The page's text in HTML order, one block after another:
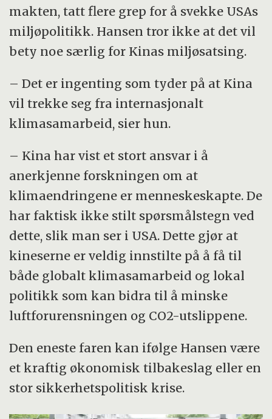
makten, tatt flere grep for å svekke USAs
miljøpolitikk. Hansen tror ikke at det vil
bety noe særlig for Kinas miljøsatsing.
– Det er ingenting som tyder på at Kina
vil trekke seg fra internasjonalt
klimasamarbeid, sier hun.
– Kina har vist et stort ansvar i å
anerkjenne forskningen om at
klimaendringene er menneskeskapte. De
har faktisk ikke stilt spørsmålstegn ved
dette, slik man ser i USA. Dette gjør at
kineserne er veldig innstilte på å få til
både globalt klimasamarbeid og lokal
politikk som kan bidra til å minske
luftforurensningen og CO2-utslippene.
Den eneste faren kan ifølge Hansen være
et kraftig økonomisk tilbakeslag eller en
stor sikkerhetspolitisk krise.